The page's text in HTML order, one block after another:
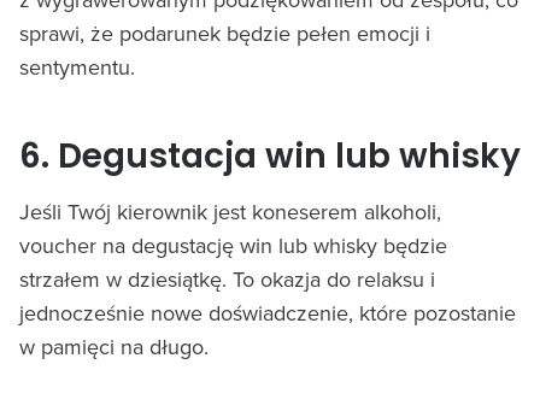
sprawi, że podarunek będzie pełen emocji i
sentymentu.
6. Degustacja win lub whisky
Jeśli Twój kierownik jest koneserem alkoholi,
voucher na degustację win lub whisky będzie
strzałem w dziesiątkę. To okazja do relaksu i
jednocześnie nowe doświadczenie, które pozostanie
w pamięci na długo.